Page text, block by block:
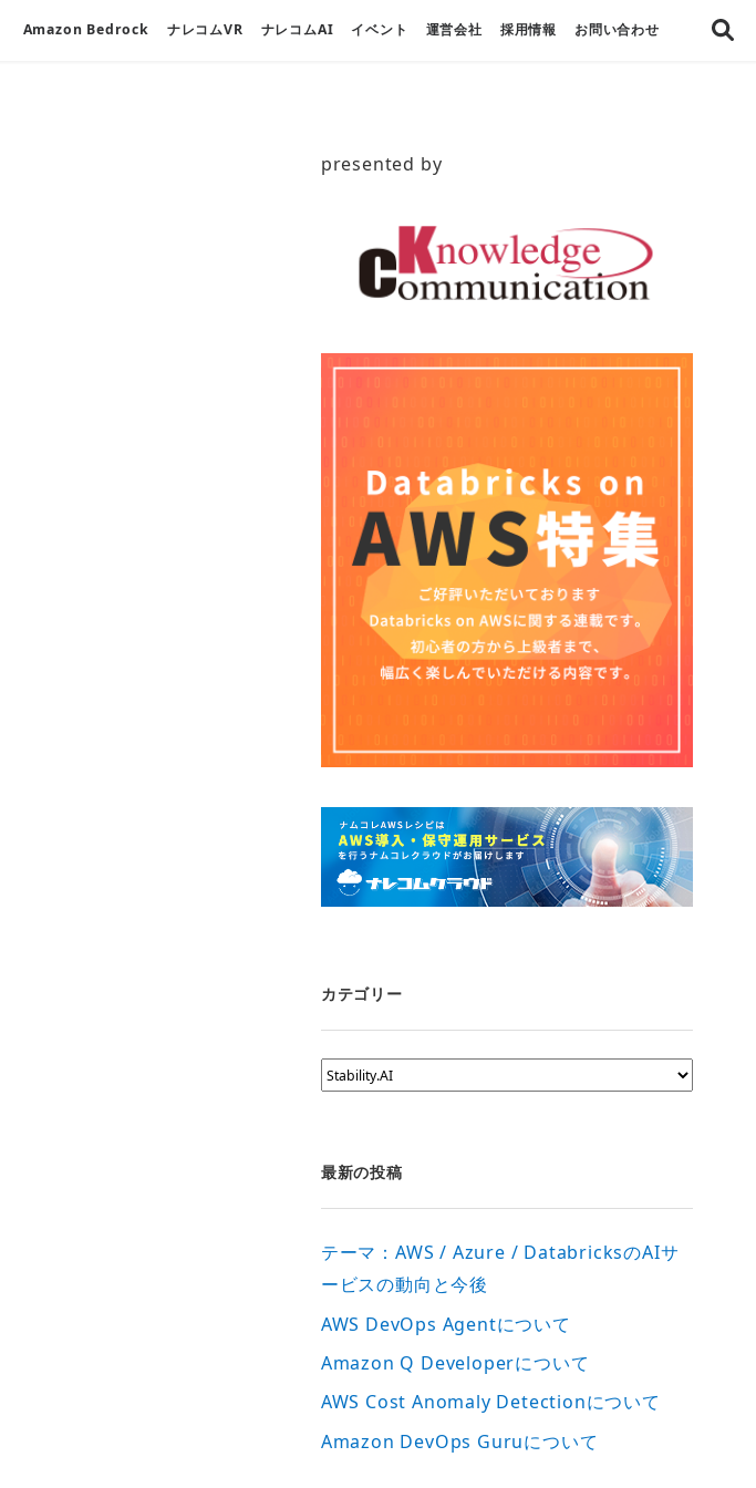
Amazon Bedrock ナレコムVR ナレコムAI イベント 運営会社 採用情報 お問い合わせ
presented by
カテゴリー
カ
テ
ー
最新の投稿
テーマ：AWS / Azure / DatabricksのAIサ
ービスの動向と今後
AWS DevOps Agentについて
Amazon Q Developerについて
AWS Cost Anomaly Detectionについて
Amazon DevOps Guruについて